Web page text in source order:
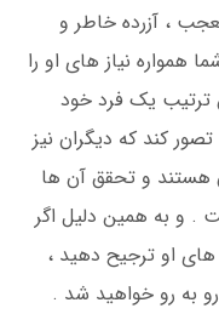
، آزرده خاطر و
نیاز های او را
ترتیب یک فرد خود
کند که دیگران نیز
هستند و تحقق آن ها
. و به همین دلیل اگر
های او ترجیح دهید ،
به رو خواهید شد .